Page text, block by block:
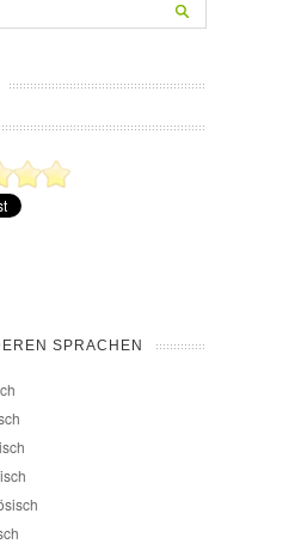
SPRACHEN